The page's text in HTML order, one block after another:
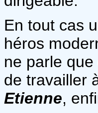
En tout cas
héros
ne parle
de travailler
Etienne,